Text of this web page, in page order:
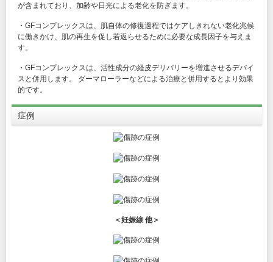
が含まれており、加齢や日光による老化を防ぎます。
・GFコンプレックスは、肌自体の修復過程ではケアしきれない老化兆候
に働きかけ、肌の再生を促し若返らせるために必要な成長因子を与えま
す。
・GFコンプレックスは、活性成分の経皮デリバリーを増進させるデバイ
スと併用します。 ダーマローラーなどによる治療と併用するとより効果
的です。
症例
＜妊娠線 他＞